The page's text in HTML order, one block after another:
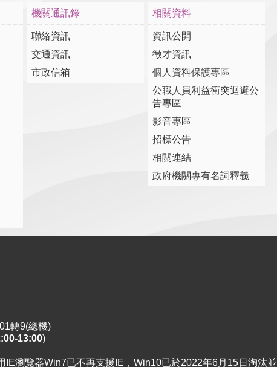
機關通訊錄
聯絡資訊
交通資訊
市政信箱
相關資料
資訊公開
徵才資訊
個人資料保護專區
公職人員利益衝突迴避公
告專區
影音專區
招標公告
相關連結
政府機關專有名詞釋義
轉9(總機)
13:00)
瀏覽器Win7已不再支援IE，Win10已於2022年6月15日淘汰並